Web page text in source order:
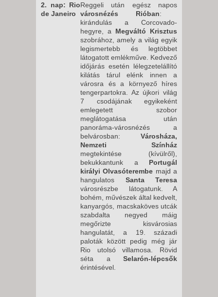
2. nap: Rio
de Janeiro
Reggeli után egész napos
városnézés Rióban:
kirándulás a Corcovado-
hegyre, a Megváltó Krisztus
szobrához, amely a világ egyik
legismertebb és legtöbbet
látogatott emlékműve. Kedvező
időjárás esetén lélegzetelállító
kilátás tárul elénk innen a
városra és a környező híres
tengerpartokra. Az újkori világ
7 csodájának egyikeként
emlegetett szobor
meglátogatása után
panoráma-városnézés a
belvárosban: Városháza,
Nemzeti Színház
megtekintése (kívülről),
bekukkantunk a Portugál
királyi Olvasóterembe majd a
hangulatos Santa Teresa
városrészbe látogatunk. A
bohém, művészek által kedvelt,
kanyargós, macskaköves utcák
szabdalta negyed máig
megőrizte kisvárosias
hangulatát, a 19. századi
paloták között pedig még jár
Rio utolsó villamosa. Rövid
séta a Selarón-lépcsők
érintésével.